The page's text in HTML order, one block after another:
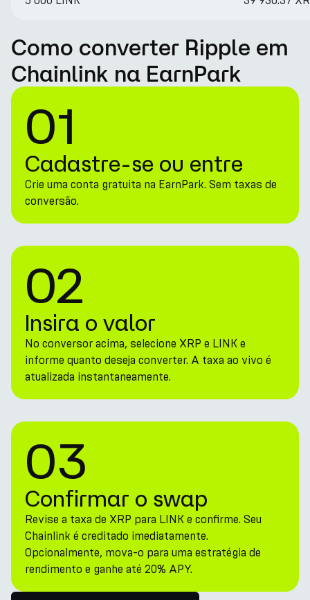
Como converter Ripple em
Chainlink na EarnPark
01
Cadastre-se ou entre
Crie uma conta gratuita na EarnPark. Sem taxas de
conversão.
02
Insira o valor
No conversor acima, selecione XRP e LINK e
informe quanto deseja converter. A taxa ao vivo é
atualizada instantaneamente.
03
Confirmar o swap
Revise a taxa de XRP para LINK e confirme. Seu
Chainlink é creditado imediatamente.
Opcionalmente, mova-o para uma estratégia de
rendimento e ganhe até 20% APY.